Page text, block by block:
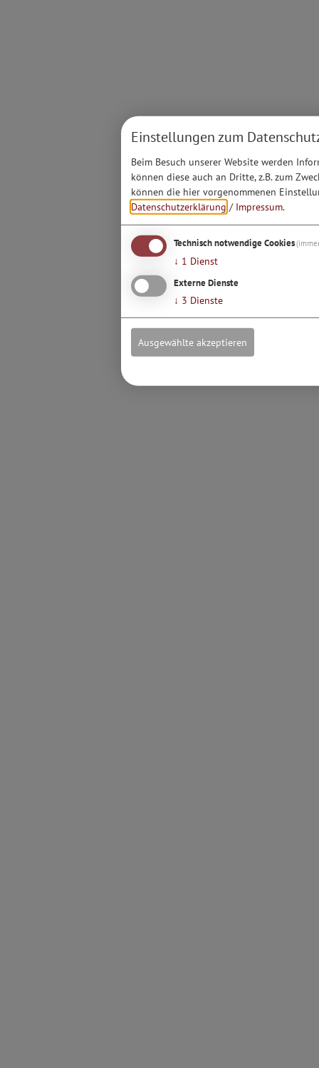
Einstellungen zum
Beim Besuch unserer Website werden
können diese auch an Dritte, z.B. zum
können die hier vorgenommenen
Datenschutzerklärung / Impressum.
Technisch notwendige Cookies
↓ 1 Dienst
Externe Dienste
↓ 3 Dienste
Ausgewählte akzeptieren